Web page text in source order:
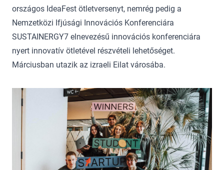
országos IdeaFest ötletversenyt, nemrég pedig a
Nemzetközi Ifjúsági Innovációs Konferenciára
SUSTAINERGY7 elnevezésű innovációs konferenciára
nyert innovatív ötletével részvételi lehetőséget.
Márciusban utazik az izraeli Eilat városába.